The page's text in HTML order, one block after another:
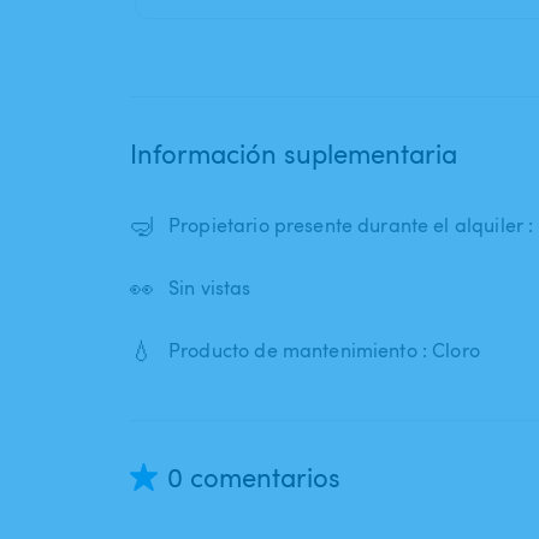
Información suplementaria
🤿 Propietario presente durante el alquiler :
👀 Sin vistas
💧 Producto de mantenimiento : Cloro
0 comentarios